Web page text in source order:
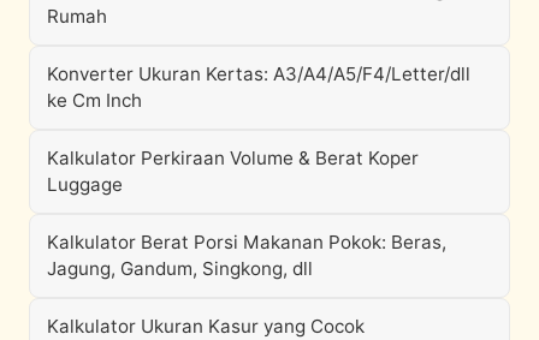
Rumah
Konverter Ukuran Kertas: A3/A4/A5/F4/Letter/dll
ke Cm Inch
Kalkulator Perkiraan Volume & Berat Koper
Luggage
Kalkulator Berat Porsi Makanan Pokok: Beras,
Jagung, Gandum, Singkong, dll
Kalkulator Ukuran Kasur yang Cocok